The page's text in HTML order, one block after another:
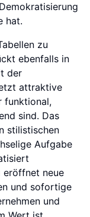
hat.
zu
ebenfalls in
der
attraktive
funktional,
sind. Das
stilistischen
Aufgabe
eröffnet neue
und sofortige
und